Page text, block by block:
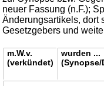
neuer Fassung (n.F.);
Änderungsartikels, dort
Gesetzgebers und
m.W.v.
(verkündet)
wurden ...
(Synopse/